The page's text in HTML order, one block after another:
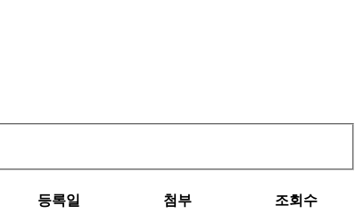
등록일 첨부 조회수